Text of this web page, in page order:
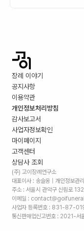
장례 이야기
공지사항
이용약관
개인정보처리방침
감사보고서
사업자정보확인
마이페이지
고객센터
상담사 조회
(주) 고이장례연구소
대표이사 : 송슬옹 | 개인정보관
주소 : 서울시 관악구 신림로
이메일 :
사업자 등록번호 : 831-87-
통신판매업신고번호 : 2021-